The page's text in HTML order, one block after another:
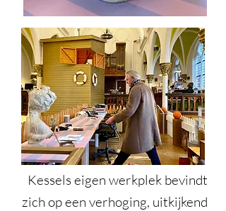
Kessels eigen werkplek bevindt
zich op een verhoging, uitkijkend